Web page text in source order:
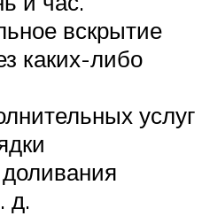
вскрытие
каких-либо
услуг
д.